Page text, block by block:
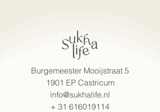
Burgemeester Mooijstraat 5
1901 EP Castricum
info@sukhalife.nl
+ 31 616019114